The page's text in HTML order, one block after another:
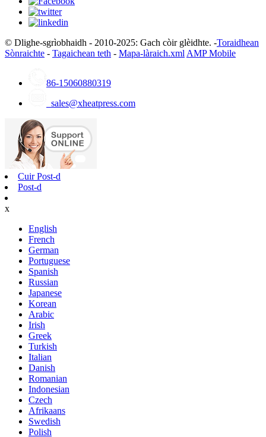
© Dlighe-sgrìobhaidh - 2010-2025: Gach còir glèidhte. -Toraidhean
Sònraichte - Tagaichean teth - Mapa-làraich.xmlAMP Mobile
86-15060880319
sales@xheatpress.com
Cuir Post-d
Post-d
x
English
French
German
Portuguese
Spanish
Russian
Japanese
Korean
Arabic
Irish
Greek
Turkish
Italian
Danish
Romanian
Indonesian
Czech
Afrikaans
Swedish
Polish